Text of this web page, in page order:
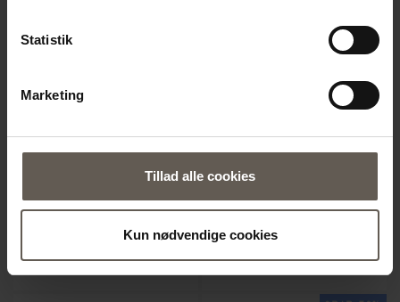
Statistik
Marketing
Tillad alle cookies
Kun nødvendige cookies
479.20 kr. 159.20 kr.